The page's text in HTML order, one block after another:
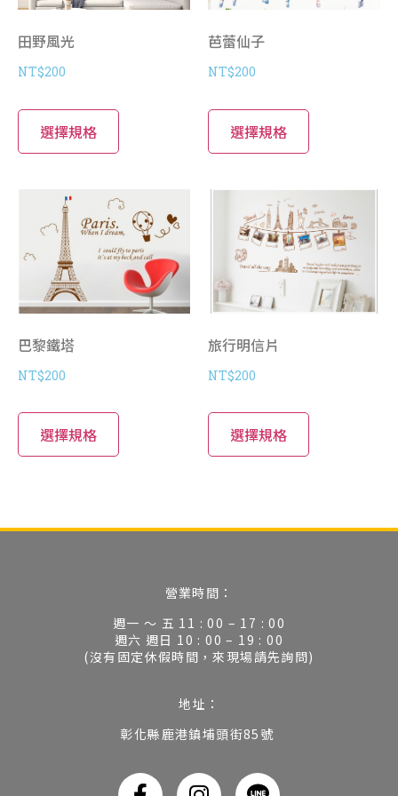
田野風光
NT$200
選擇規格
芭蕾仙子
NT$200
選擇規格
巴黎鐵塔
NT$200
選擇規格
旅行明信片
NT$200
選擇規格
營業時間：
週一 ～ 五 11 : 00 – 17 : 00
週六 週日 10 : 00 – 19 : 00
(沒有固定休假時間，來現場請先詢問)
地址：
彰化縣鹿港鎮埔頭街85號